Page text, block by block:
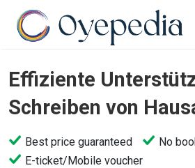
Effiziente
Schreiben von
Best price guaranteed
No
E-ticket/Mobile voucher